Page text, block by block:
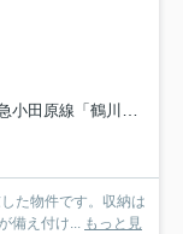
原線「鶴川」駅 徒歩26分
た物件です。収納は
備え付け...
もっと見